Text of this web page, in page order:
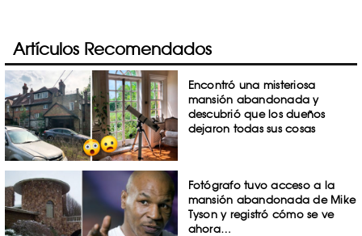
Artículos Recomendados
Encontró una misteriosa
mansión abandonada y
descubrió que los dueños
dejaron todas sus cosas
Fotógrafo tuvo acceso a la
mansión abandonada de Mike
Tyson y registró cómo se ve
ahora…